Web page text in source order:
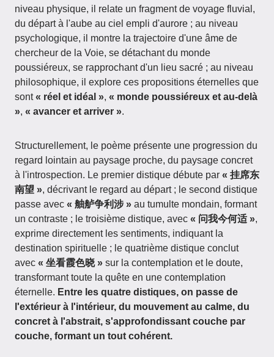
niveau physique, il relate un fragment de voyage fluvial,
du départ à l'aube au ciel empli d'aurore ; au niveau
psychologique, il montre la trajectoire d'une âme de
chercheur de la Voie, se détachant du monde
poussiéreux, se rapprochant d'un lieu sacré ; au niveau
philosophique, il explore ces propositions éternelles que
sont« réel et idéal », « monde poussiéreux et au-delà
», « avancer et arriver ».
Structurellement, le poème présente une progression du
regard lointain au paysage proche, du paysage concret
à l'introspection. Le premier distique débute par « 挂席东
南望 », décrivant le regard au départ ; le second distique
passe avec « 舳舻争利涉 » au tumulte mondain, formant
un contraste ; le troisième distique, avec « 问我今何适 »,
exprime directement les sentiments, indiquant la
destination spirituelle ; le quatrième distique conclut
avec « 坐看霞色晓 » sur la contemplation et le doute,
transformant toute la quête en une contemplation
éternelle. Entre les quatre distiques, on passe de
l'extérieur à l'intérieur, du mouvement au calme, du
concret à l'abstrait, s'approfondissant couche par
couche, formant un tout cohérent.